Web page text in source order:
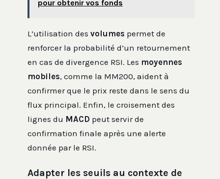
pour obtenir vos fonds
L’utilisation des volumes permet de
renforcer la probabilité d’un retournement
en cas de divergence RSI. Les moyennes
mobiles, comme la MM200, aident à
confirmer que le prix reste dans le sens du
flux principal. Enfin, le croisement des
lignes du MACD peut servir de
confirmation finale après une alerte
donnée par le RSI.
Adapter les seuils au contexte de